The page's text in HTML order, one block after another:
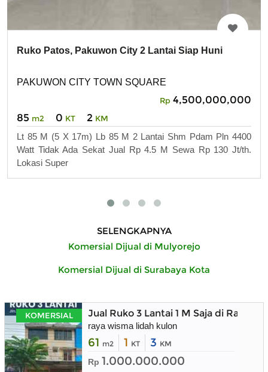
Ruko Patos, Pakuwon City 2 Lantai Siap Huni
PAKUWON CITY TOWN SQUARE
Rp 4,500,000,000
85 m2 0 KT 2 KM
Lt 85 M (5 X 17m) Lb 85 M 2 Lantai Shm Pdam Pln 4400
Watt Tidak Ada Sekat Jual Rp 4.5 M Sewa Rp 130 Jt/th.
Lokasi Super
SELENGKAPNYA
Komersial Dijual di Mulyorejo
Komersial Dijual di Surabaya Kota
KOMERSIAL Jual Ruko 3 Lantai 1 M Saja di Raya
raya wisma lidah kulon
61 m2 1 KT 3 KM
Rp 1.000.000.000